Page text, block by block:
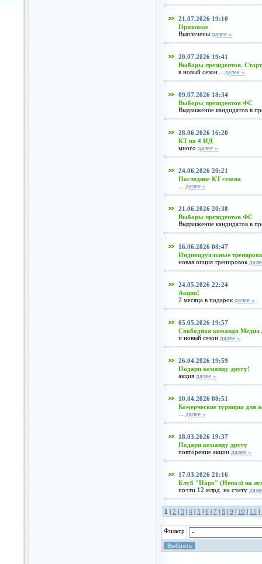
21.07.2026 19:10
Призовые
Выплачены далее »
20.07.2026 19:41
Выборы президентов.
в новый сезон ... далее »
09.07.2026 18:34
Выборы президентов ФС
Выдвижение кандидатов в
28.06.2026 16:20
КТ на 4 ИД
много далее »
24.06.2026 20:21
Последние КТ сезона
далее »
21.06.2026 20:38
Выборы президентов ФС
Выдвижение кандидатов в
16.06.2026 08:47
Индивидуальные
новая опция тренировок
24.05.2026 22:24
Акция!
2 месяца в подарок далее »
05.05.2026 19:57
Свободная команда Медиа
и новый сезон далее »
26.04.2026 19:59
Подари команду другу!
акция далее »
10.04.2026 08:51
Комерческие турниры для
далее »
18.03.2026 19:37
Подари команду другу
повторение акции далее »
17.03.2026 21:16
Клуб "Паро" (Непал) на
почти 12 млрд. на счету
1 | 2 | 3 | 4 | 5 | 6 | 7 | 8 | 9 | 10 | 11 |
Фильтр